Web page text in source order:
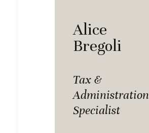
Alice
Bregoli
Tax &
Administration
Specialist